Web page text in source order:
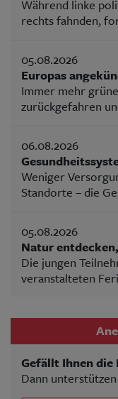
Während linke
rechts fahnden,
05.08.2026
Europas
Immer mehr
zurückgefahren
06.08.2026
Weniger
Standorte – die
05.08.2026
Natur
Die jungen
veranstalteten
Gefällt Ihnen die
Dann